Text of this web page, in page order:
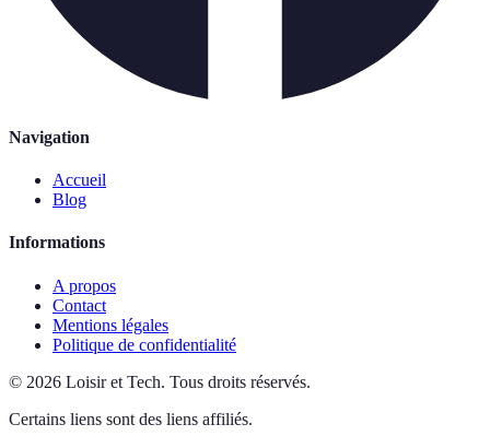
Navigation
Accueil
Blog
Informations
A propos
Contact
Mentions légales
Politique de confidentialité
© 2026 Loisir et Tech. Tous droits réservés.
Certains liens sont des liens affiliés.